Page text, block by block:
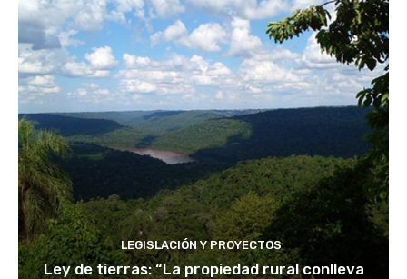
LEGISLACIÓN Y PROYECTOS
Ley de tierras: “La propiedad rural conlleva